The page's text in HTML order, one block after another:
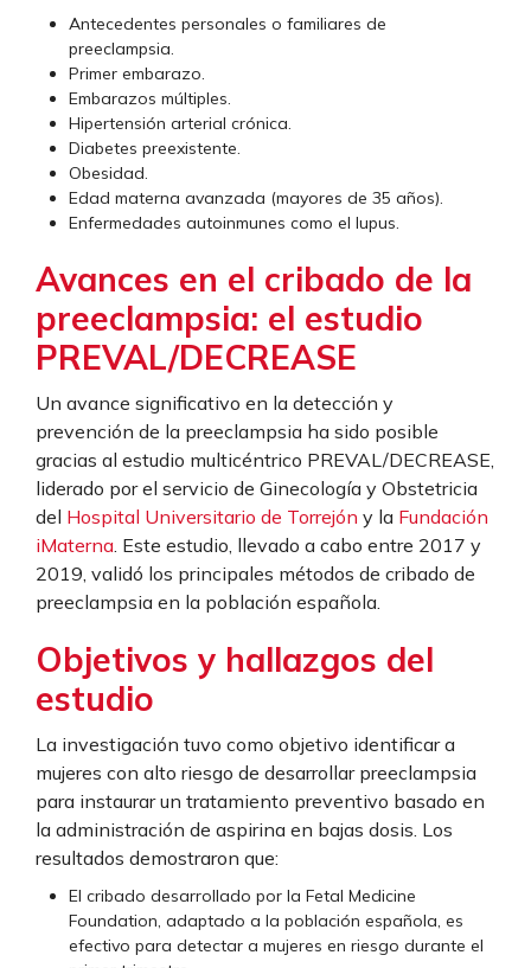
Antecedentes personales o familiares de
preeclampsia.
Primer embarazo.
Embarazos múltiples.
Hipertensión arterial crónica.
Diabetes preexistente.
Obesidad.
Edad materna avanzada (mayores de 35 años).
Enfermedades autoinmunes como el lupus.
Avances en el cribado de la
preeclampsia: el estudio
PREVAL/DECREASE
Un avance significativo en la detección y
prevención de la preeclampsia ha sido posible
gracias al estudio multicéntrico PREVAL/DECREASE,
liderado por el servicio de Ginecología y Obstetricia
del Hospital Universitario de Torrejón y la Fundación
iMaterna. Este estudio, llevado a cabo entre 2017 y
2019, validó los principales métodos de cribado de
preeclampsia en la población española.
Objetivos y hallazgos del
estudio
La investigación tuvo como objetivo identificar a
mujeres con alto riesgo de desarrollar preeclampsia
para instaurar un tratamiento preventivo basado en
la administración de aspirina en bajas dosis. Los
resultados demostraron que:
El cribado desarrollado por la Fetal Medicine
Foundation, adaptado a la población española, es
efectivo para detectar a mujeres en riesgo durante el